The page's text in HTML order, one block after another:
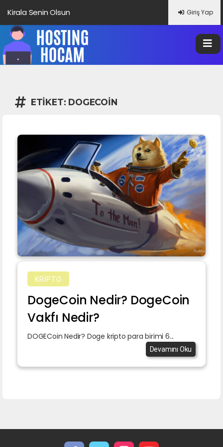
Kirala Senin Olsun Giriş Yap
ETIKET: DOGECOIN
KRIPTO
DogeCoin Nedir? DogeCoin
Vakfı Nedir?
DOGECoin Nedir? Doge kripto para birimi 6...
Devamını Oku